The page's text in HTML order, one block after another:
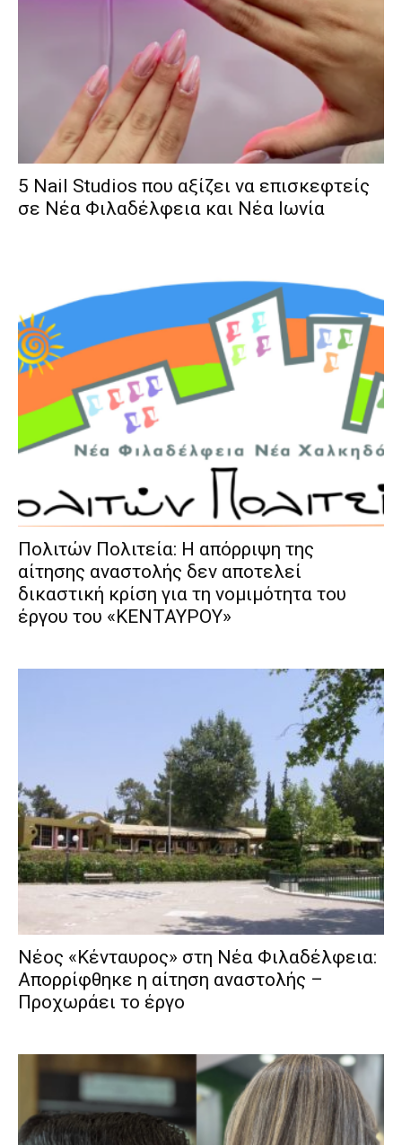
5 Nail Studios που αξίζει να επισκεφτείς
σε Νέα Φιλαδέλφεια και Νέα Ιωνία
Πολιτών Πολιτεία: Η απόρριψη της
αίτησης αναστολής δεν αποτελεί
δικαστική κρίση για τη νομιμότητα του
έργου του «ΚΕΝΤΑΥΡΟΥ»
Νέος «Κένταυρος» στη Νέα Φιλαδέλφεια:
Απορρίφθηκε η αίτηση αναστολής –
Προχωράει το έργο